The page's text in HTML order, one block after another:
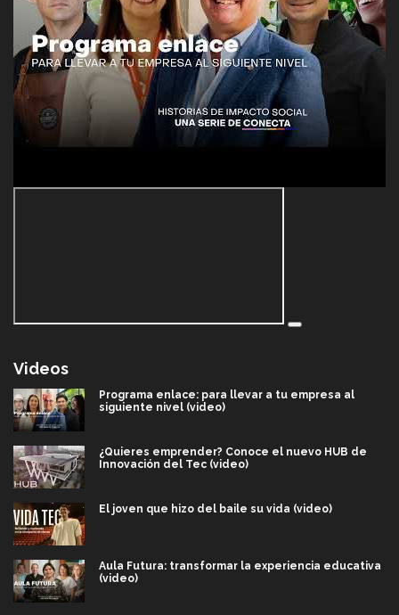
Videos
Programa enlace: para llevar a tu empresa al
siguiente nivel (video)
¿Quieres emprender? Conoce el nuevo HUB de
Innovación del Tec (video)
El joven que hizo del baile su vida (video)
Aula Futura: transformar la experiencia educativa
(video)